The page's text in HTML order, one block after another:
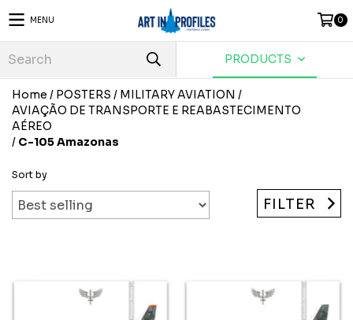
MENU 0
PRODUCTS
Home / POSTERS / MILITARY AVIATION /
AVIAÇÃO DE TRANSPORTE E REABASTECIMENTO
AÉREO
/ C-105 Amazonas
Sort by
FILTER